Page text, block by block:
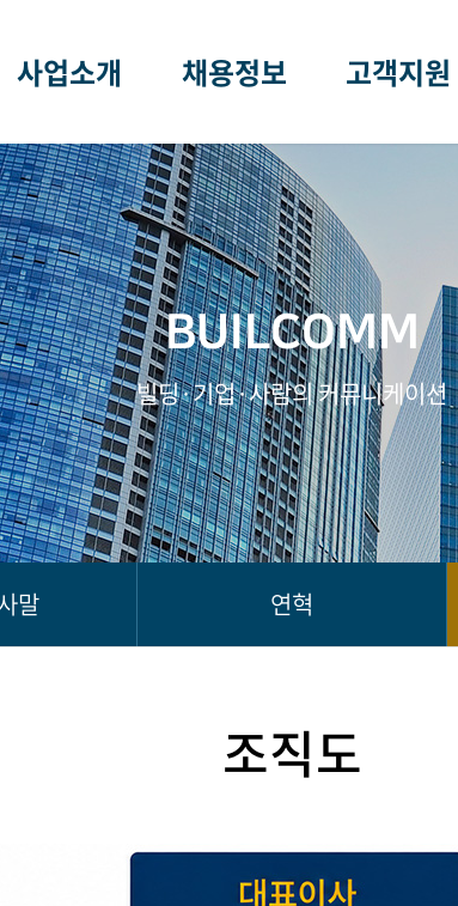
사업소개
빌딩경영관리
빌딩안전진단
에너지진단
계설비성능점검
컨설팅
증&지정현황
사업장현황
채용정보
인재상·사회공헌
채용안내
온라인 입사지원
고객지원
온라인문의
BUILCOMM
빌딩·기업·사람의 커뮤니케이션
말 연혁
조직도